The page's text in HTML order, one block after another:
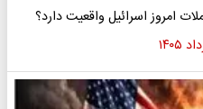
امروز اسرائیل واقعیت دارد؟